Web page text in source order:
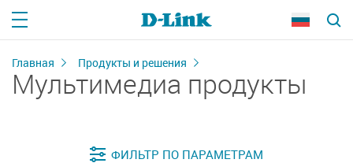
Главная Продукты и решения
Мультимедиа продукты